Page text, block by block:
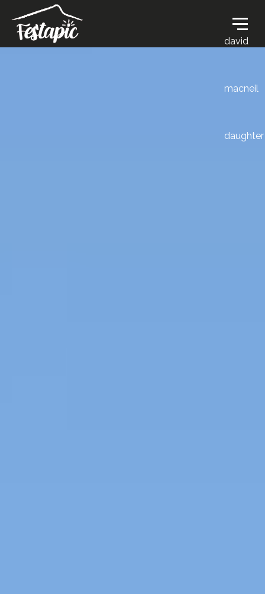
david
macneil
daughter